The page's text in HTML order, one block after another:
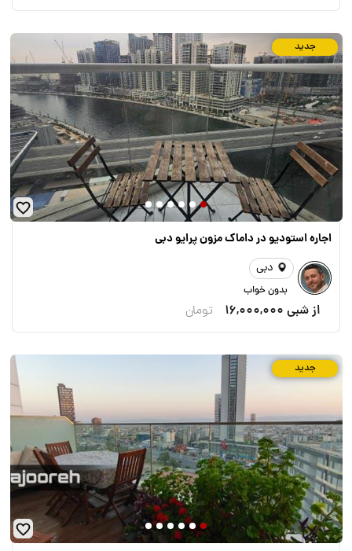
جدید
اجاره استودیو در داماک مزون پرایو دبی
دبی
بدون خواب
از شبی 16,000,000 تومان
جدید